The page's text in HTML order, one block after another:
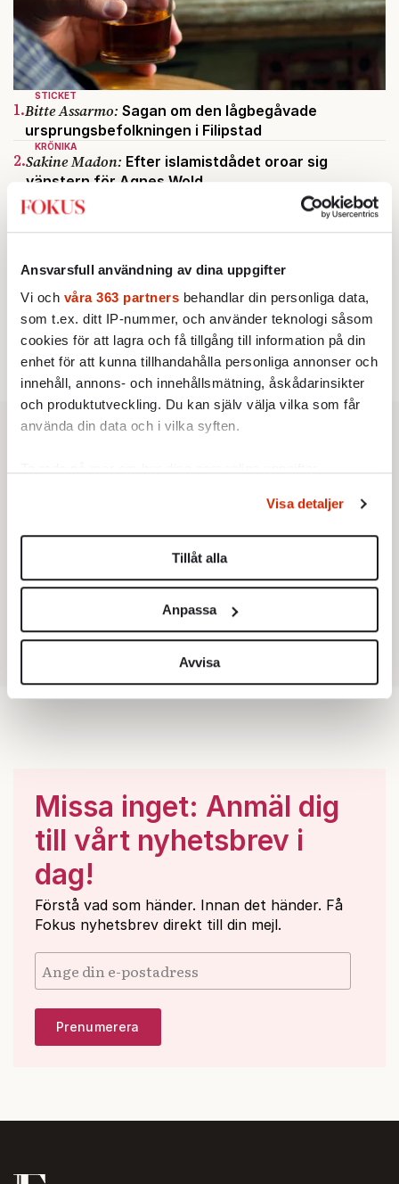
Ansvarsfull användning av dina uppgifter
Vi och våra 363 partners behandlar din personliga data,
som t.ex. ditt IP-nummer, och använder teknologi såsom
cookies för att lagra och få tillgång till information på din
enhet för att kunna tillhandahålla personliga annonser och
innehåll, annons- och innehållsmätning, åskådarinsikter
och produktutveckling. Du kan själv välja vilka som får
använda din data och i vilka syften.
Du kan ändra eller dra tillbaka ditt samtycke när som
helst från cookie-förklaringen.
Vi använder enhetsidentifierare för att anpassa innehållet
för sociala medier och analysera vår trafik. Vi
vidarebefordrar även sådana identifierare och annan
information från din enhet till de sociala medier och
annons- och analysföretag som vi samarbetar med.
Dessa kan i sin tur kombinera informationen med annan
Visa detaljer
Tillåt alla
Anpassa
Avvisa
STICKET
1.Bitte Assarmo: Sagan om den lågbegåvade
ursprungsbefolkningen i Filipstad
KRÖNIKA
2.Sakine Madon: Efter islamistdådet oroar sig
vänstern för Agnes Wold
3.Därför liknar Putin både tsaren och Stalin
STICKET
Johan Romin:
KRÖNIKA
6.Johan Hakelius:DN-rubriken visar vad som sägs
mellan raderna
Missa inget: Anmäl dig
till vårt nyhetsbrev i
dag!
Förstå vad som händer. Innan det händer. Få
Fokus nyhetsbrev direkt till din mejl.